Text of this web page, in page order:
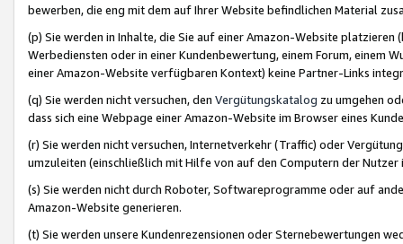
bewerben, die eng mit dem auf Ihrer Website befindlichen Material
(p) Sie werden in Inhalte, die Sie auf einer Amazon-Website
Werbediensten oder in einer Kundenbewertung, einem Forum, einem
einer Amazon-Website verfügbaren Kontext) keine Partner-Links
(q) Sie werden nicht versuchen, den Vergütungskatalog zu umgehen
dass sich eine Webpage einer Amazon-Website im Browser eines
(r) Sie werden nicht versuchen, Internetverkehr (Traffic) oder
umzuleiten (einschließlich mit Hilfe von auf den Computern der
(s) Sie werden nicht durch Roboter, Softwareprogramme oder auf
Amazon-Website generieren.
(t) Sie werden unsere Kundenrezensionen oder Sternebewertungen